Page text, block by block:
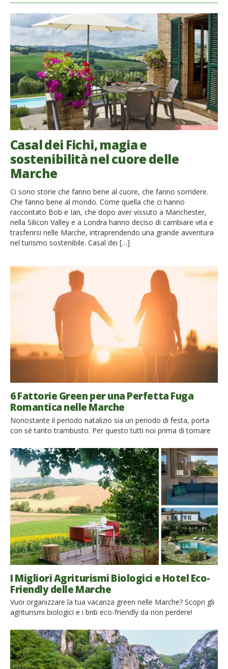
Casal dei Fichi, magia e
sostenibilità nel cuore delle
Marche
Ci sono storie che fanno bene al cuore, che fanno sorridere.
Che fanno bene al mondo. Come quella che ci hanno
raccontato Bob e Ian, che dopo aver vissuto a Manchester,
nella Silicon Valley e a Londra hanno deciso di cambiare vita e
trasferirsi nelle Marche, intraprendendo una grande avventura
nel turismo sostenibile. Casal dei […]
6 Fattorie Green per una Perfetta Fuga
Romantica nelle Marche
Nonostante il periodo natalizio sia un periodo di festa, porta
con sé tanto trambusto. Per questo tutti noi prima di tornare
giorno di relax e riposo. Se sei alla ricerca di un po’ di pace per
ricaricarti prima di tornare alla tua routine, non puoi […]
I Migliori Agriturismi Biologici e Hotel Eco-
Friendly delle Marche
Vuoi organizzare la tua vacanza green nelle Marche? Scopri gli
agriturismi biologici e i bnb eco-friendly da non perdere!
quando viaggiamo. Se cerchi una vacanza immersa nella
natura le Marche sono una destinazione ideale: in questa
regione troverai infatti luoghi ameni e incontaminati, scogliere
a picco sul mare, paesaggi […]